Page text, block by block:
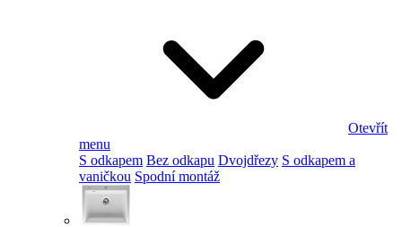
Otevřít
menu
S odkapem Bez odkapu Dvojdřezy S odkapem a
vaničkou Spodní montáž